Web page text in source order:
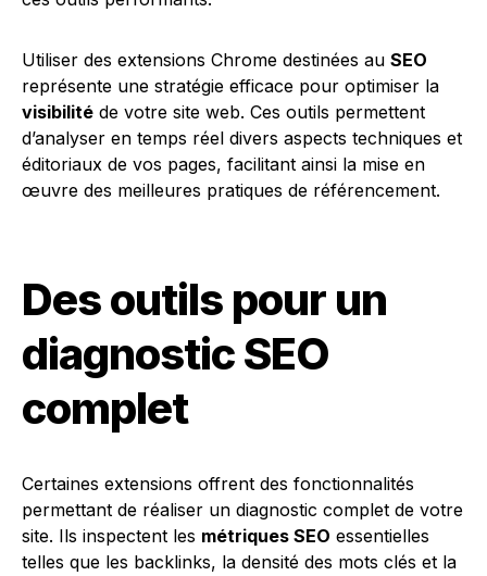
Utiliser des extensions Chrome destinées au SEO
représente une stratégie efficace pour optimiser la
visibilité de votre site web. Ces outils permettent
d’analyser en temps réel divers aspects techniques et
éditoriaux de vos pages, facilitant ainsi la mise en
œuvre des meilleures pratiques de référencement.
Des outils pour un
diagnostic SEO
complet
Certaines extensions offrent des fonctionnalités
permettant de réaliser un diagnostic complet de votre
site. Ils inspectent les métriques SEO essentielles
telles que les backlinks, la densité des mots clés et la